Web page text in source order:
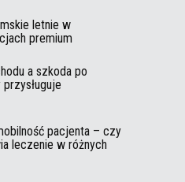
letnie w
premium
a szkoda po
pacjenta – czy
leczenie w różnych